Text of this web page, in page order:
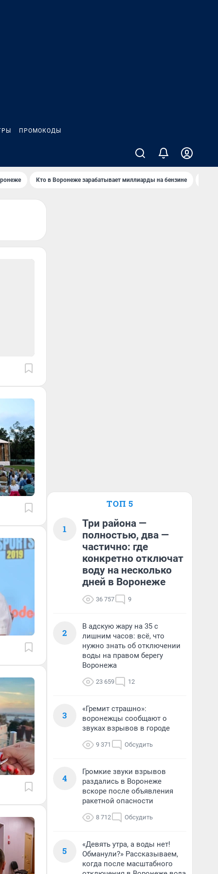
ПРОМОКОДЫ
Кто в Воронеже зарабатывает миллиарды на бензине
ТОП 5
1
Три района —
полностью, два —
частично: где
конкретно отключат
воду на несколько
дней в Воронеже
36 757 9
2
В адскую жару на 35 с
лишним часов: всё, что
нужно знать об отключении
воды на правом берегу
Воронежа
23 659 12
3
«Гремит страшно»:
воронежцы сообщают о
звуках взрывов в городе
9 371 Обсудить
4
Громкие звуки взрывов
раздались в Воронеже
вскоре после объявления
ракетной опасности
8 712 Обсудить
5
«Девять утра, а воды нет!
Обманули?» Рассказываем,
когда после масштабного